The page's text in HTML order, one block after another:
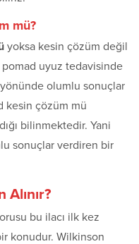
mü?
yoksa kesin çözüm değil
pomad uyuz tedavisinde
olumlu sonuçlar
kesin çözüm mü
bilinmektedir. Yani
sonuçlar verdiren bir
bu ilacı ilk kez
konudur. Wilkinson